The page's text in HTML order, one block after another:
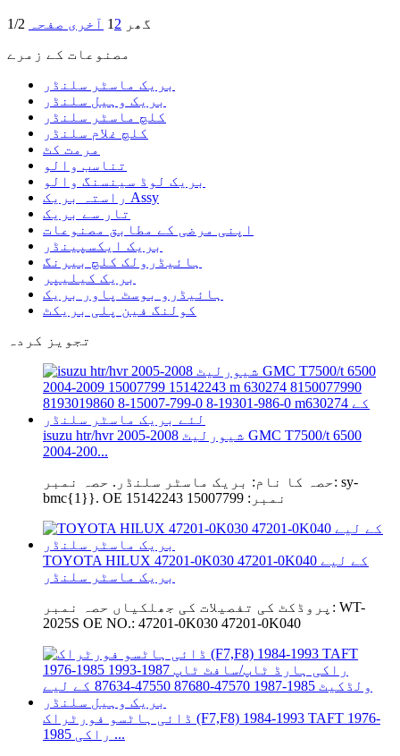
گھر 1 2 آخری صفحہ
1/2
مصنوعات کے زمرے
بریک ماسٹر سلنڈر
بریک وہیل سلنڈر
کلچ ماسٹر سلنڈر
کلچ غلام سلنڈر
مرمت کٹ
تناسب والو
بریک لوڈ سینسنگ والو
راستہ بریک Assy
تار سے بریک
اپنی مرضی کے مطابق مصنوعات
بریک ایکسپینڈر
ہائیڈرولک کلچ بیرنگ
بریک کیلیپر
ہائیڈرو بوسٹ پاور بریک
کولنگ فین پلی بریکٹ
تجویز کردہ
isuzu htr/hvr 2005-2008 شیورلیٹ GMC T7500/t 6500
2004-200...
حصہ کا نام: بریک ماسٹر سلنڈر. حصہ نمبر: sy-
bmc{1}}. OE نمبر: 15007799 15142243
TOYOTA HILUX 47201-0K030 47201-0K040 کے لیے
بریک ماسٹر سلنڈر
پروڈکٹ کی تفصیلات کی جھلکیاں حصہ نمبر: WT-
2025S OE NO.: 47201-0K030 47201-0K040
ڈائی ہاٹسو فورٹراک (F7,F8) 1984-1993 TAFT 1976-
1985 راکی ...